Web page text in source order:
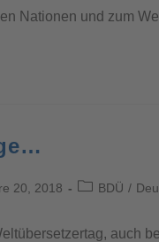
Nationen und zum
20, 2018 BDÜ /
auch